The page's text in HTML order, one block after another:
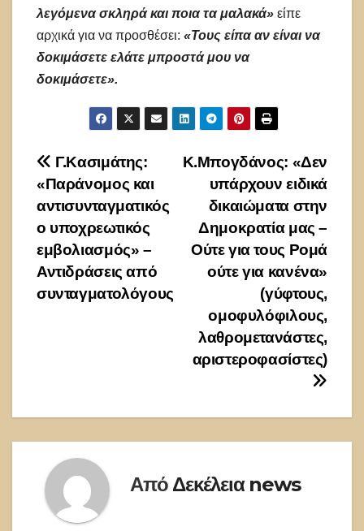
λεγόμενα σκληρά και ποια τα μαλακά» είπε
αρχικά για να προσθέσει: «Τους είπα αν είναι να
δοκιμάσετε ελάτε μπροστά μου να
δοκιμάσετε».
Πλοήγηση
άρθρων
Κ.Μπογδάνος: «Δεν
υπάρχουν ειδικά
δικαιώματα στην
Δημοκρατία μας –
Ούτε για τους Ρομά
ούτε για κανένα»
(γύφτους,
ομοφυλόφιλους,
λαθρομετανάστες,
αριστεροφασίστες)
Γ.Κασιμάτης:
«Παράνομος και
αντισυνταγματικός
ο υποχρεωτικός
εμβολιασμός» –
Αντιδράσεις από
συνταγματολόγους
Από Δεκέλεια news